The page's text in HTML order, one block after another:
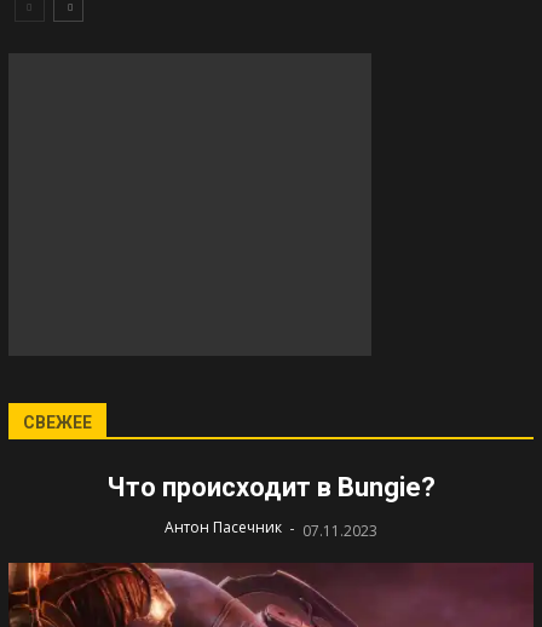
СВЕЖЕЕ
Что происходит в Bungie?
Антон Пасечник - 07.11.2023